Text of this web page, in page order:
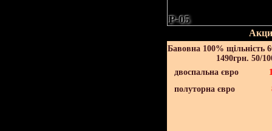
P-05
Бавовна 100% щільність
1490грн. 50/
двоспальна євро
полуторна євро